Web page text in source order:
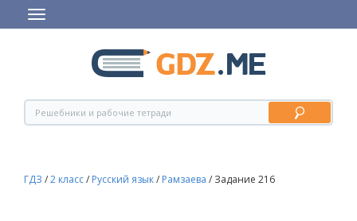
ГДЗ /2 класс/ Русский язык/ Рамзаева / Задание 216